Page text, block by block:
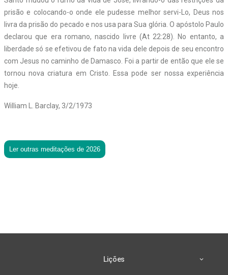
prisão e colocando-o onde ele pudesse melhor servi-Lo, Deus nos
livra da prisão do pecado e nos usa para Sua glória. O apóstolo Paulo
declarou que era romano, nascido livre (At 22:28). No entanto, a
liberdade só se efetivou de fato na vida dele depois de seu encontro
com Jesus no caminho de Damasco. Foi a partir de então que ele se
tornou nova criatura em Cristo. Essa pode ser nossa experiência
hoje.
William L. Barclay, 3/2/1973
Ler outras meditações de 2026
Lições